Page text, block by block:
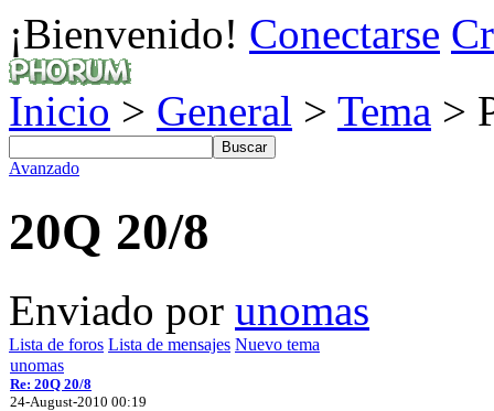
¡Bienvenido! Conectarse
Inicio > General > Tema >
Avanzado
20Q 20/8
Enviado por unomas
Lista de foros Lista de mensajes Nuevo tema
unomas
Re: 20Q 20/8
24-August-2010 00:19